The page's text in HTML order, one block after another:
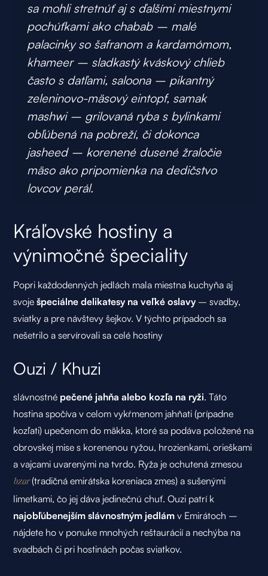
sa mohli stretnúť aj s ďalšími miestnymi
pochúťkami ako chabab – malé
palacinky so šafranom a kardamómom,
khameer – sladkastý kváskový chlieb
často s datľami, saloona – pikantný
zeleninovo-mäsový eintopf, samak
mashwi – grilovaná ryba s bylinkami
obľúbená na pobreží, či dokonca
jasheed – korenené dusené žraločie
mäso ako pripomienka na dedičstvo
lovcov perál.
Kráľovské hostiny a
výnimočné špeciality
Popri každodenných jedlách mala miestna kuchyňa aj
svoješpeciálne delikatesy na veľké oslavy– svadby,
sviatky a pre návštevy šejkov. V týchto prípadoch sa
nešetrilo a servírovali sa celé hostiny
Ouzi / Khuzi
slávnostné pečené jahňa alebo kozľa na ryži. Táto
hostina spočíva v celom vykŕmenom jahňati (prípadne
kozľati) upečenom do mäkka, ktoré sa podáva položené na
obrovskej mise s korenenou ryžou, hrozienkami, orieškami
a vajcami uvarenými na tvrdo. Ryža je ochutená zmesou
bzar(tradičná emirátska koreniaca zmes) a sušenými
limetkami, čo jej dáva jedinečnú chuť. Ouzi patrí k
najobľúbenejším slávnostným jedlám v Emirátoch –
nájdete ho v ponuke mnohých reštaurácií a nechýba na
svadbách či pri hostinách počas sviatkov.